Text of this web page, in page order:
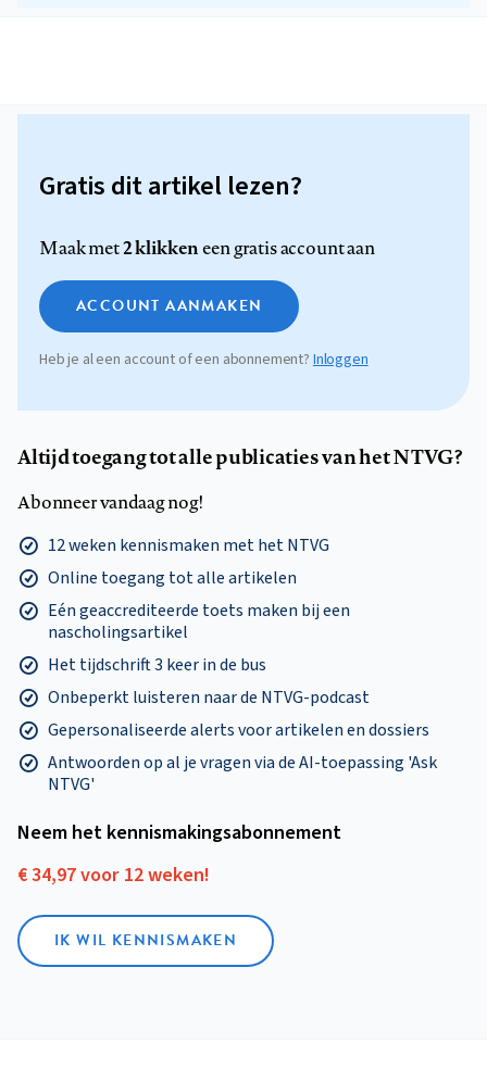
Gratis dit artikel lezen?
Maak met2 klikkeneen gratis account aan
ACCOUNT AANMAKEN
Heb je al een account of een abonnement? Inloggen
Altijd toegang tot alle publicaties van het NTVG?
Abonneer vandaag nog!
12 weken kennismaken met het NTVG
Online toegang tot alle artikelen
Eén geaccrediteerde toets maken bij een
nascholingsartikel
Het tijdschrift 3 keer in de bus
Onbeperkt luisteren naar de NTVG-podcast
Gepersonaliseerde alerts voor artikelen en dossiers
Antwoorden op al je vragen via de AI-toepassing 'Ask
NTVG'
Neem het kennismakings­abonnement
€ 34,97 voor 12 weken!
IK WIL KENNISMAKEN